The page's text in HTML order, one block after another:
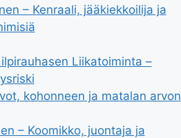
– Kenraali, jääkiekkoilija ja
Liikatoiminta –
kohonneen ja matalan arvon
– Koomikko, juontaja ja